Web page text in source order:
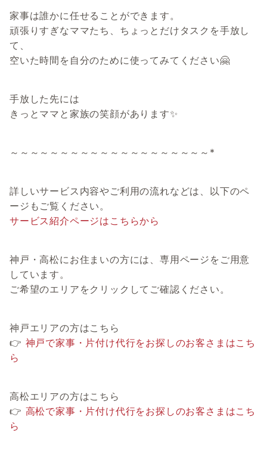
家事は誰かに任せることができます。
頑張りすぎなママたち、ちょっとだけタスクを手放し
て、
空いた時間を自分のために使ってみてください🤗
手放した先には
きっとママと家族の笑顔があります✨
～～～～～～～～～～～～～～～～～～～～*
詳しいサービス内容やご利用の流れなどは、以下のペ
ージもご覧ください。
サービス紹介ページはこちらから
神戸・高松にお住まいの方には、専用ページをご用意
しています。
ご希望のエリアをクリックしてご確認ください。
神戸エリアの方はこちら
👉 神戸で家事・片付け代行をお探しのお客さまはこち
ら
高松エリアの方はこちら
👉 高松で家事・片付け代行をお探しのお客さまはこち
ら